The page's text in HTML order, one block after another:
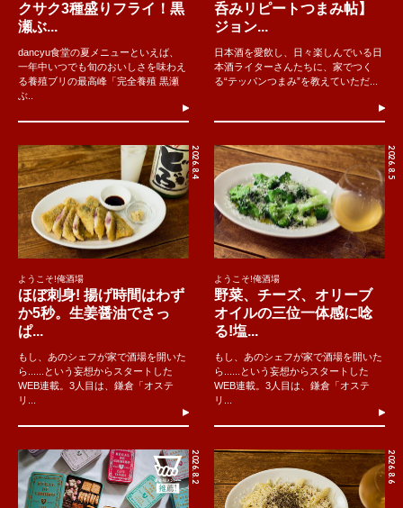
クサク3種盛りフライ！黒
瀬ぶ...
dancyu食堂の夏メニューといえば、
一年中いつでも旬のおいしさを味わえ
る養殖ブリの最高峰「完全養殖 黒瀬
ぶ..
呑みリピートつまみ帖】
ジョン...
日本酒を愛飲し、日々楽しんでいる日
本酒ライターさんたちに、家でつく
る“テッパンつまみ”を教えていただ...
2026.8.4
ようこそ!俺酒場
ほぼ刺身! 揚げ時間はわず
か5秒。生姜醤油でさっ
ぱ...
もし、あのシェフが家で酒場を開いた
ら......という妄想からスタートした
WEB連載。3人目は、鎌倉「オステ
リ...
2026.8.5
ようこそ!俺酒場
野菜、チーズ、オリーブ
オイルの三位一体感に唸
る!塩...
もし、あのシェフが家で酒場を開いた
ら......という妄想からスタートした
WEB連載。3人目は、鎌倉「オステ
リ...
2026.8.2 2026.8.6